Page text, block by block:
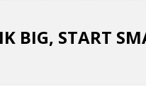
BIG, START